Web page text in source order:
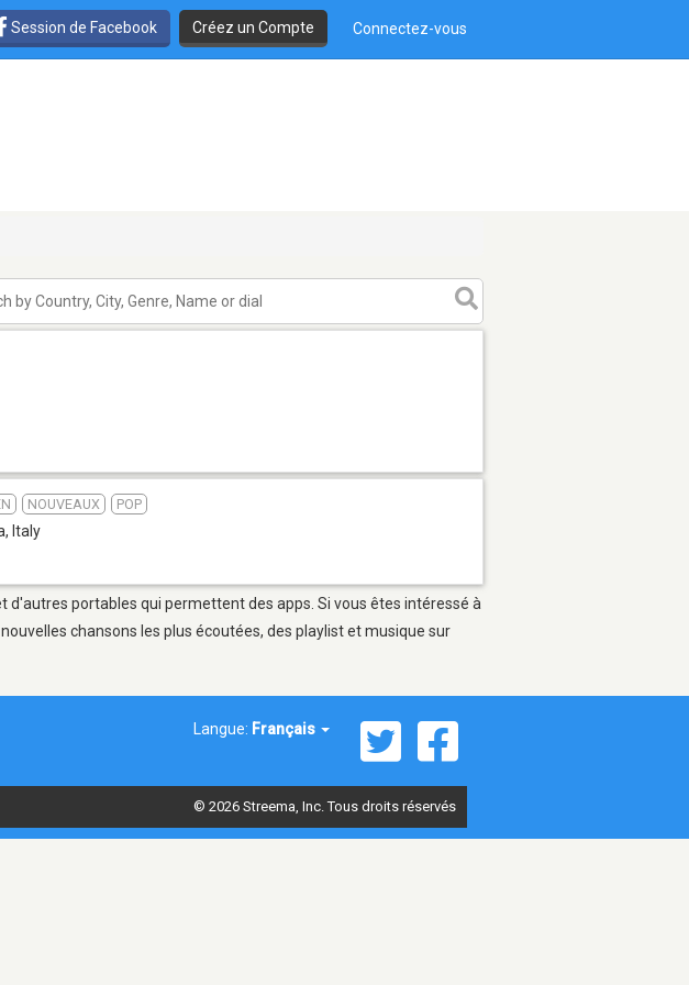
Session de Facebook Créez un Compte Connectez-vous
NOUVEAUX POP
, Italy
d'autres portables qui permettent des apps. Si vous êtes intéressé à
chansons les plus écoutées, des playlist et musique sur
Langue: Français
© 2026 Streema, Inc. Tous droits réservés